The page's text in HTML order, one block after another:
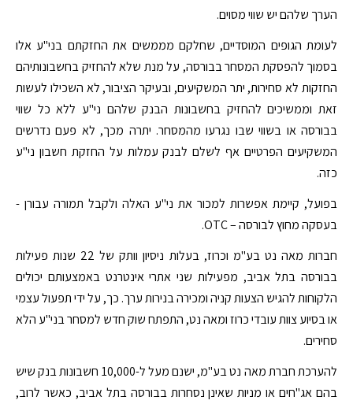
הערך שלהם יש שווי מסוים.
לעומת הגופים המוסדיים, שחלקם מממשים את החזקתם בני"ע אלו
בסמוך להפסקת המסחר בבורסה, על מנת שלא להחזיק בחשבונותיהם
החזקות לא סחירות, יתר המשקיעים, ובעיקר הציבור, לא השכילו לעשות
זאת וממשיכים להחזיק בחשבונות הבנק שלהם ני"ע ללא כל שווי
בבורסה או בשווי שבו נגרעו מהמסחר. יתרה מכך, לא פעם נדרשים
המשקיעים הפרטיים אף לשלם לבנק עמלות על החזקת חשבון ני"ע
כזה.
בפועל, קיימת אפשרות למכור את ני"ע האלה ולקבל תמורה עבורן -
בעסקה מחוץ לבורסה – OTC.
חברות מאה נט בע"מ וכרוז, בעלות ניסיון וותק של 22 שנות פעילות
בבורסה בתל אביב, מפעילות שני אתרי אינטרנט באמצעותם יכולים
הלקוחות להגיש הצעות קניה ומכירה בנירות ערך. כך, על ידי תפעול עצמי
או בסיוע צוות עובדי כרוז ומאה נט, התפתח שוק חדש למסחר בני"ע הלא
סחירים.
להערכת חברת מאה נט בע"מ, ישנם מעל ל-10,000 חשבונות בנק שיש
בהם אג"חים או מניות שאינן נסחרות בבורסה בתל אביב, כאשר לרוב,